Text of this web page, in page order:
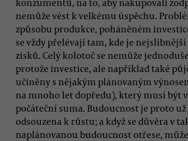
konzumentů, na to, aby nakupovali
nemůže vést k velkému úspěchu.
způsobu produkce, poháněném
se vždy přelévají tam, kde je
zisků. Celý kolotoč se nemůže
protože investice, ale například také
učiněny s nějakým plánovaným
na mnoho let dopředu), který musí být
počáteční suma. Budoucnost je proto už
odsouzena k růstu; a když se důvěra v
naplánovanou budoucnost otřese,